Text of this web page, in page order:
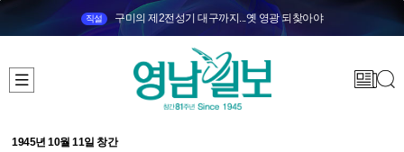
직설 구미의 제2전성기 대구까지...옛 영광 되찾아야
1945년 10월 11일 창간